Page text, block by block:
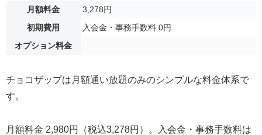
月額料金
3,278円
初期費用
入会金・事務手数料 0円
オプション料金
チョコザップは月額通い放題のみのシンプルな料金体系で
す。
月額料金 2,980円（税込3,278円）。入会金・事務手数料は